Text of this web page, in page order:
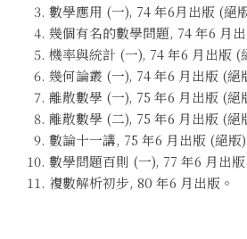
數學應用 (一), 74 年6月出版 (絕
幾個有名的數學問題, 74 年6 月
機率與統計 (一), 74 年6 月出版 (
幾何論叢 (一), 74 年6 月出版 (絕
離散數學 (一), 75 年6 月出版 (絕
離散數學 (二), 75 年6 月出版 (絕
數論十一講, 75 年6 月出版 (絕版)
數學問題百則 (一), 77 年6 月出版
複數解析初步, 80 年6 月出版。